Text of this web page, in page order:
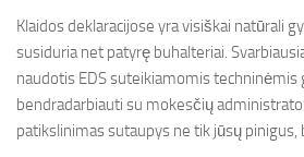
Klaidos deklaracijose yra visiškai natūrali
susiduria net patyrę buhalteriai.
naudotis EDS suteikiamomis techninėmis
bendradarbiauti su mokesčių
patikslinimas sutaupys ne tik jūsų pinigus,